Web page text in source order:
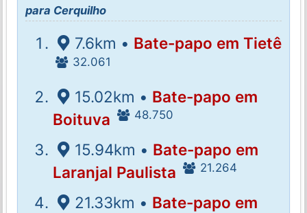
para Cerquilho
7.6km • Bate-papo em Tietê
32.061
15.02km • Bate-papo em
Boituva
48.750
15.94km • Bate-papo em
Laranjal Paulista
21.264
21.33km • Bate-papo em